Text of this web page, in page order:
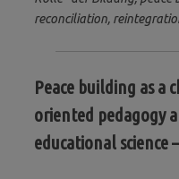
reconciliation,
Peace building as
oriented pedagogy
educational science